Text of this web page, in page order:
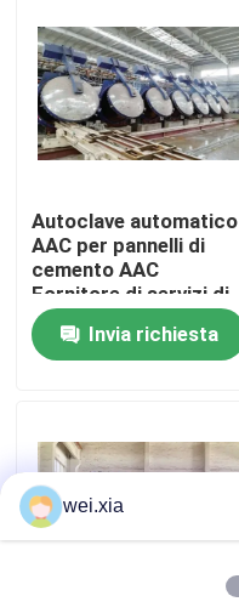
Video
Su di noi
Visita alla fabbrica
Controllo della qualità
Notizie
Casi
Autoclave automatico
AAC per pannelli di
cemento AAC
Fornitore di servizi di
produzione
Invia richiesta
wei.xia